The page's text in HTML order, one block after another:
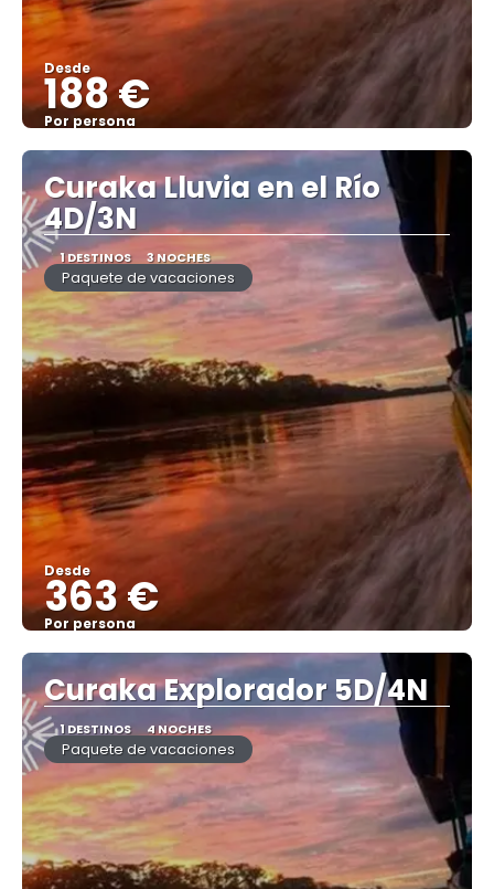
Desde
188 €
Por persona
Ver
Curaka Lluvia en el Río
4D/3N
1 DESTINOS 3 NOCHES
Paquete de vacaciones
Desde
363 €
Por persona
Ver
Curaka Explorador 5D/4N
1 DESTINOS 4 NOCHES
Paquete de vacaciones